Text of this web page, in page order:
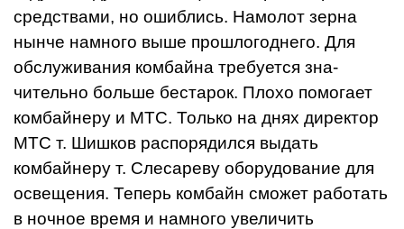
сред­ствами, но ошиблись. Намолот зерна
нынче намного выше прошлогоднего. Для
обслужи­вания комбайна требуется зна­
чительно больше бестарок. Плохо помогает
комбайнеру и МТС. Только на днях директор
МТС т. Шишков распорядился выдать
комбайнеру т. Слесареву оборудование для
освещения. Теперь комбайн сможет работать
в ночное время и намного увеличить